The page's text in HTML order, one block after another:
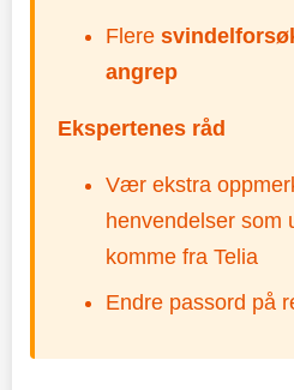
Flere
angrep
Ekspertenes råd
Vær ekstra
henvendelser som
komme fra Telia
Endre passord på